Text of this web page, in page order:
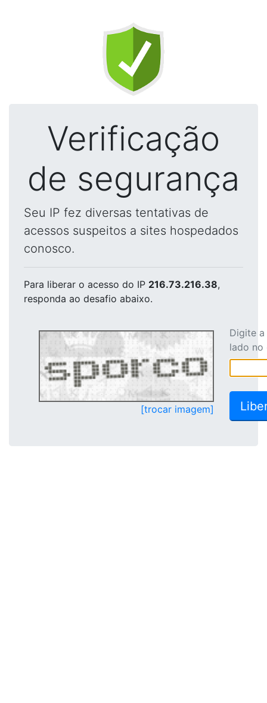
Verificação
de segurança
Seu IP fez diversas tentativas de
acessos suspeitos a sites hospedados
conosco.
Para liberar o acesso do IP 216.73.216.38,
responda ao desafio abaixo.
[trocar imagem]
Digite
lado no